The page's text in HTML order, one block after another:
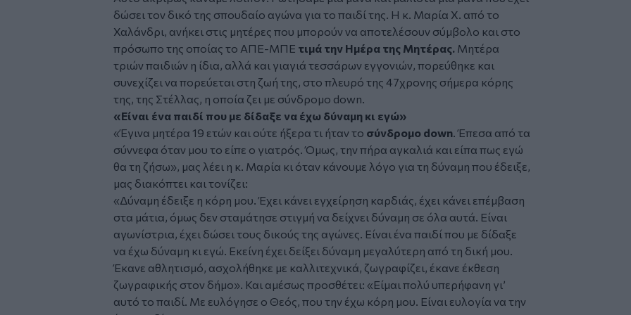
δώσει τον δικό της σπουδαίο αγώνα για το παιδί της. Η κ. Μαρία Χ. από το
Χαλάνδρι, ανήκει στις μητέρες που μπορούν να αποτελέσουν σύμβολο και στο
πρόσωπο της οποίας το ΑΠΕ-ΜΠΕ τιμά την Ημέρα της Μητέρας. Μητέρα
τριών παιδιών η ίδια, αλλά και γιαγιά τεσσάρων εγγονιών, πορεύθηκε και
συνεχίζει να πορεύεται στη ζωή της, στο πλευρό της 47χρονης σήμερα κόρης
της, της Στέλλας, η οποία ζει με σύνδρομο down.
«Είναι ένα παιδί που με δίδαξε να έχω δύναμη κι εγώ»
«Έγινα μητέρα 19 ετών και ούτε ήξερα τι ήταν το σύνδρομο down. Έπεσα από τα
σύννεφα όταν μου το είπε ο γιατρός. Όμως, την πήρα αγκαλιά και είπα πως εγώ
θα τη ζήσω», μας λέει η κ. Μαρία κι όταν κάνουμε λόγο για τη δύναμη που έδειξε,
μας διακόπτει και τονίζει:
«Δύναμη έδειξε η κόρη μου. Έχει κάνει εγχείρηση καρδιάς, έχει κάνει επέμβαση
στα μάτια, όμως δεν σταμάτησε στιγμή να δείχνει δύναμη σε όλα αυτά. Είναι
αγωνίστρια, έχει δώσει τους δικούς της αγώνες. Είναι ένα παιδί που με δίδαξε
να έχω δύναμη κι εγώ. Εκείνη έχει δείξει δύναμη μεγαλύτερη από τη δική μου.
Έκανε αθλητισμό, ασχολήθηκε με καλλιτεχνικά, ζωγραφίζει, έκανε έκθεση
ζωγραφικής στον δήμο». Και αμέσως προσθέτει: «Είμαι πολύ υπερήφανη γι’
αυτό το παιδί. Με ευλόγησε ο Θεός, που την έχω κόρη μου. Είναι ευλογία να την